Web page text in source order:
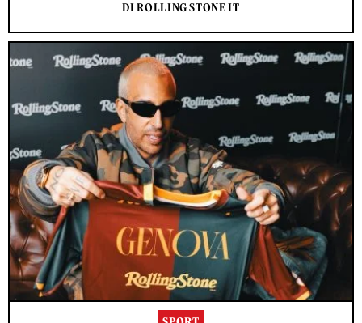
DI ROLLING STONE IT